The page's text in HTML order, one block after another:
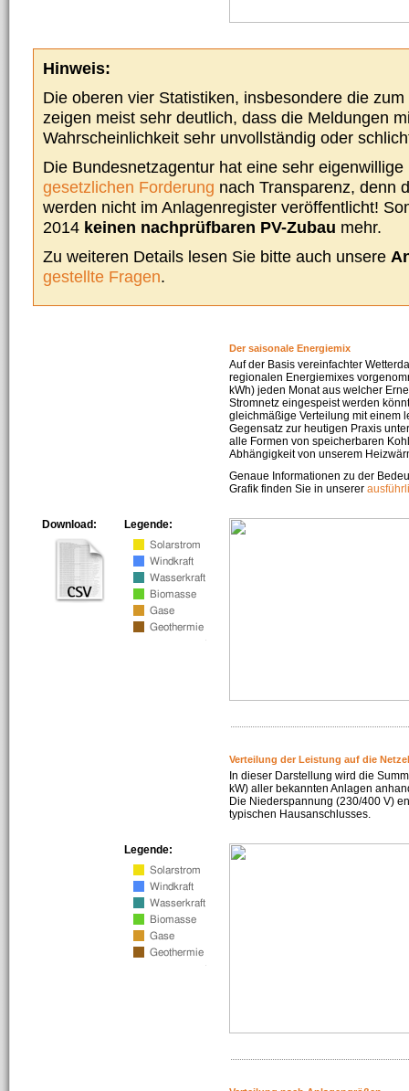
Hinweis:
Die oberen vier Statistiken, insbesondere die
zeigen meist sehr deutlich, dass die Meldungen
Wahrscheinlichkeit sehr unvollständig oder
Die Bundesnetzagentur hat eine sehr
gesetzlichen Forderung nach Transparenz, denn
werden nicht im Anlagenregister veröffentlicht!
2014 keinen nachprüfbaren PV-Zubau mehr.
Zu weiteren Details lesen Sie bitte auch unsere
gestellte Fragen.
Der saisonale Energiemix
Auf der Basis vereinfachter
regionalen Energiemixes
kWh) jeden Monat aus welcher
Stromnetz eingespeist werden
gleichmäßige Verteilung mit einem
Gegensatz zur heutigen Praxis
alle Formen von speicherbaren
Abhängigkeit von unserem
Genaue Informationen zu der
Grafik finden Sie in unserer
Legende:
Download:
Verteilung der Leistung auf die
In dieser Darstellung wird die
kW) aller bekannten Anlagen
Die Niederspannung (230/400 V)
typischen Hausanschlusses.
Legende: